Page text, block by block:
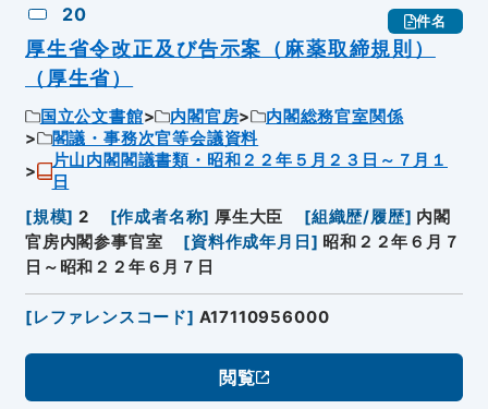
20 件名
厚生省令改正及び告示案（麻薬取締規則）
（厚生省）
国立公文書館 内閣官房
内閣総務官室関係
閣議・事務次官等会議資料
片山内閣閣議書類・昭和２２年５月２３日～７月１
日
[規模] 2 [作成者名称] 厚生大臣 [組織歴/履歴] 内閣
官房内閣参事官室
[資料作成年月日 ] 昭和２２年６月７
日～昭和２２年６月７日
[レファレンスコード] A17110956000
閲覧